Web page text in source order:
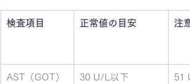
検査項目 正常値の目安 注
AST（GOT） 30 U/L以下 51